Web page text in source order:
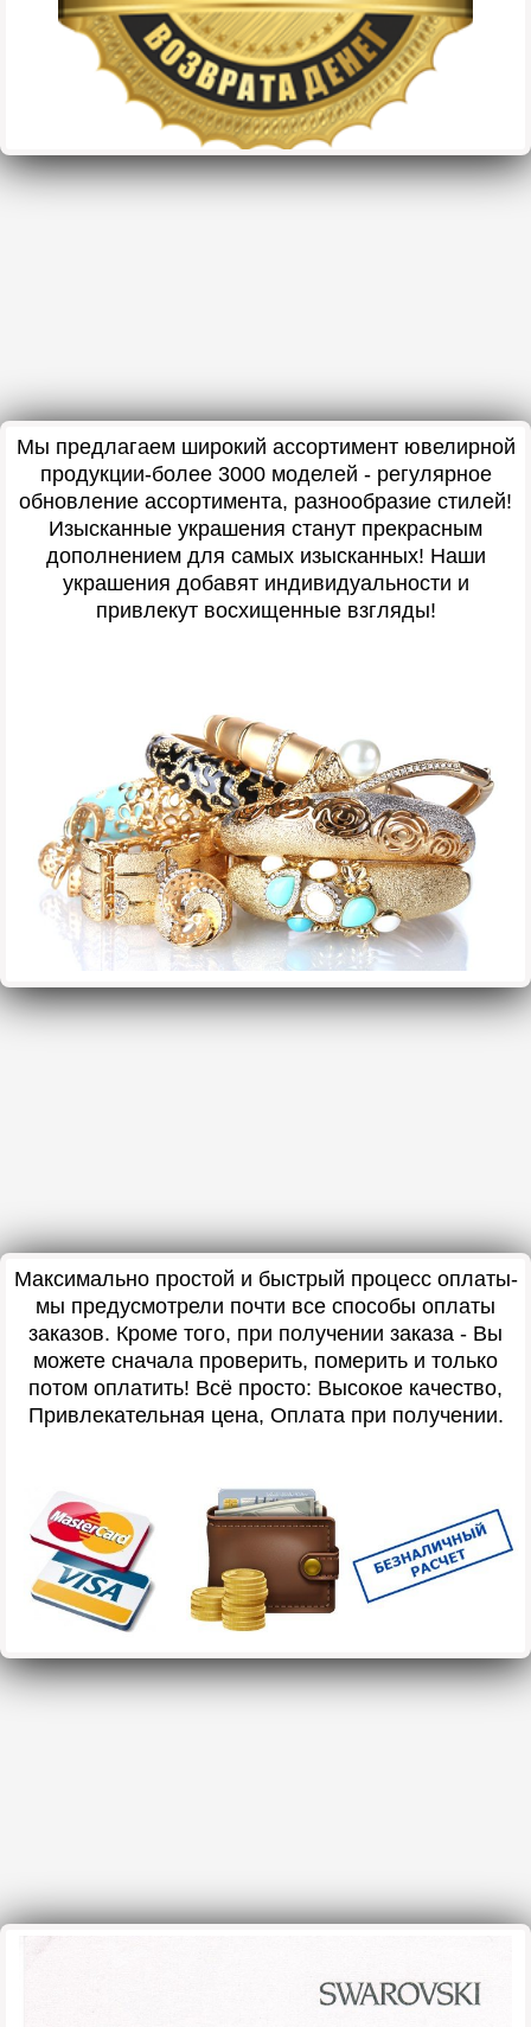
Мы предлагаем широкий ассортимент ювелирной
продукции-более 3000 моделей - регулярное
обновление ассортимента, разнообразие стилей!
Изысканные украшения станут прекрасным
дополнением для самых изысканных! Наши
украшения добавят индивидуальности и
привлекут восхищенные взгляды!
Максимально простой и быстрый процесс оплаты-
мы предусмотрели почти все способы оплаты
заказов. Кроме того, при получении заказа - Вы
можете сначала проверить, померить и только
потом оплатить! Всё просто: Высокое качество,
Привлекательная цена, Оплата при получении.